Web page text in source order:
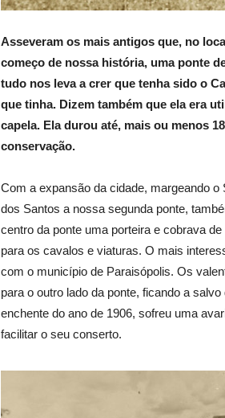
Asseveram os mais antigos que, no
começo de nossa história, uma ponte
tudo nos leva a crer que tenha sido o
que tinha. Dizem também que ela era
capela. Ela durou até, mais ou menos
conservação.
Com a expansão da cidade, margeando
dos Santos a nossa segunda ponte,
centro da ponte uma porteira e cobrava
para os cavalos e viaturas. O mais
com o município de Paraisópolis. Os
para o outro lado da ponte, ficando a
enchente do ano de 1906, sofreu uma
facilitar o seu conserto.